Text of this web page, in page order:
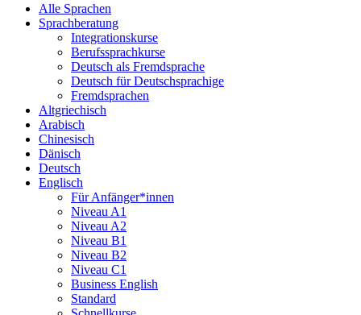
Alle Sprachen
Sprachberatung
Integrationskurse
Berufssprachkurse
Deutsch als Fremdsprache
Deutsch für Deutschsprachige
Fremdsprachen
Altgriechisch
Arabisch
Chinesisch
Dänisch
Deutsch
Englisch
Für Anfänger*innen
Niveau A1
Niveau A2
Niveau B1
Niveau B2
Niveau C1
Business English
Standard